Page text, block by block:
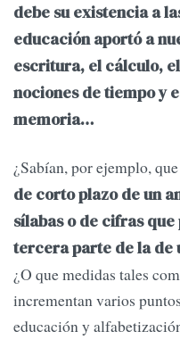
debe su existencia a
educación aportó a
escritura, el cálculo,
nociones de tiempo y
memoria…
¿Sabían, por ejemplo, que
de corto plazo de un
sílabas o de cifras
tercera parte de la de
¿O que medidas tales
incrementan varios
educación y